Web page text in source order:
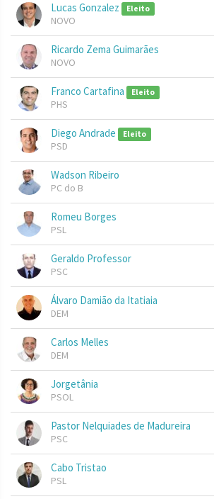
Lucas Gonzalez Eleito
NOVO
Ricardo Zema Guimarães
NOVO
Franco Cartafina Eleito
PHS
Diego Andrade Eleito
PSD
Wadson Ribeiro
PC do B
Romeu Borges
PSL
Geraldo Professor
PSC
Álvaro Damião da Itatiaia
DEM
Carlos Melles
DEM
Jorgetânia
PSOL
Pastor Nelquiades de Madureira
PSC
Cabo Tristao
PSL